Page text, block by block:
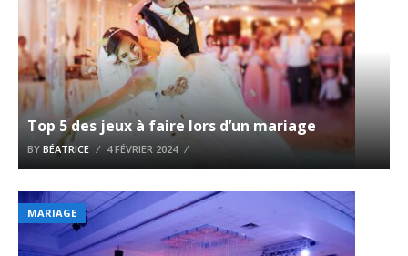
Top 5 des jeux à faire lors d’un mariage
BY BÉATRICE 4 FÉVRIER 2024
MARIAGE